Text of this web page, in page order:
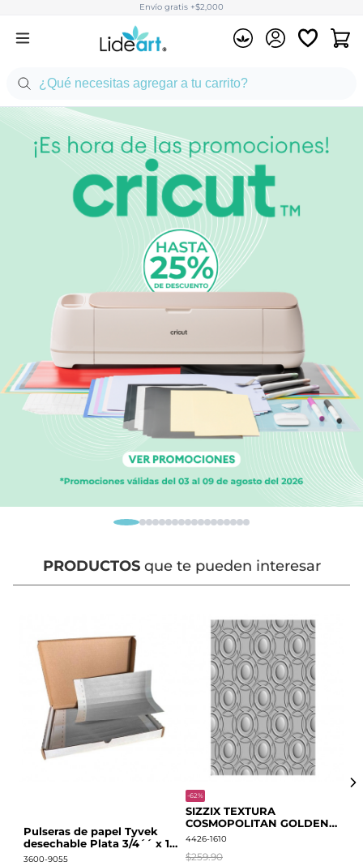
Envío gratis +$2,000
PRODUCTOSque te pueden interesar
Pulseras de papel Tyvek
desechable Plata 3/4´´ x 10
´´
3600-9055
-62%
SIZZIX TEXTURA
COSMOPOLITAN GOLDEN
RINGS S.PARK 666700
4426-1610
$259.90